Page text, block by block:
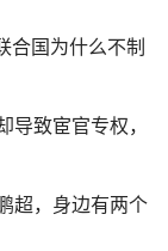
合国为什么不制
导致宦官专权，
超，身边有两个